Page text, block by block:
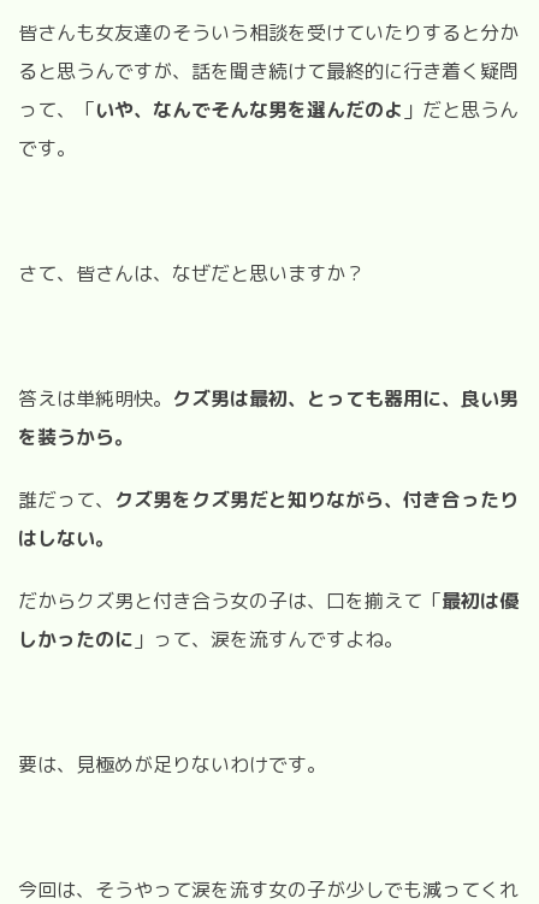
皆さんも女友達のそういう相談を受けていたりすると分か
ると思うんですが、話を聞き続けて最終的に行き着く疑問
って、「いや、なんでそんな男を選んだのよ 」だと思うん
です。
さて、皆さんは、なぜだと思いますか？
答えは単純明快。 クズ男は最初、とっても器用に、良い男
を装うから。
誰だって、 クズ男をクズ男だと知りながら、付き合ったり
はしない。
だからクズ男と付き合う女の子は、口を揃えて「最初は優
しかったのに 」って、涙を流すんですよね。
要は、見極めが足りないわけです。
今回は、そうやって涙を流す女の子が少しでも減ってくれ